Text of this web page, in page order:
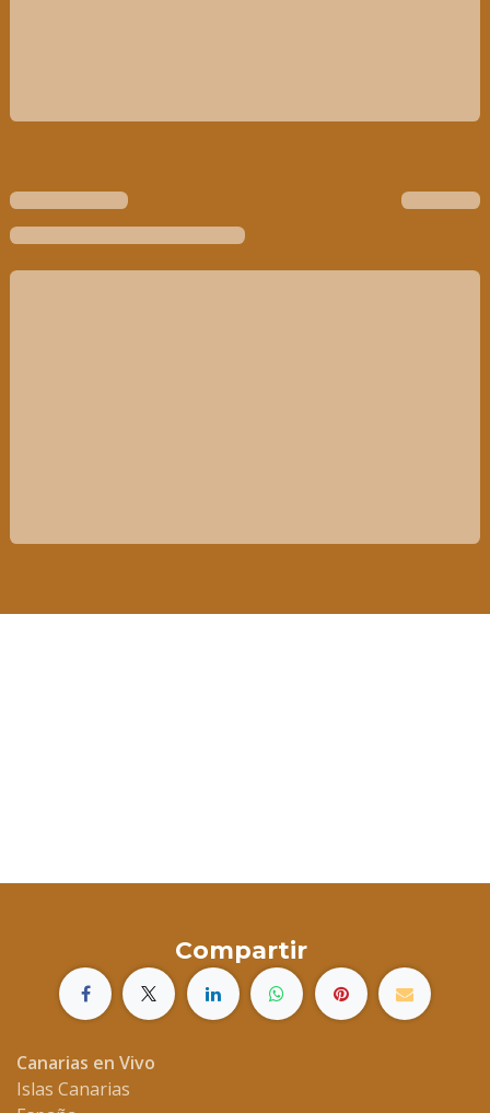
Compartir
Canarias en Vivo
Islas Canarias